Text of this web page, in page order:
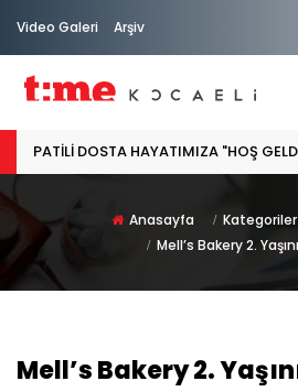
Video Galeri Arşiv
Anasayfa Kategoriler
Mell’s Bakery 2.
Mell’s Bakery 2.